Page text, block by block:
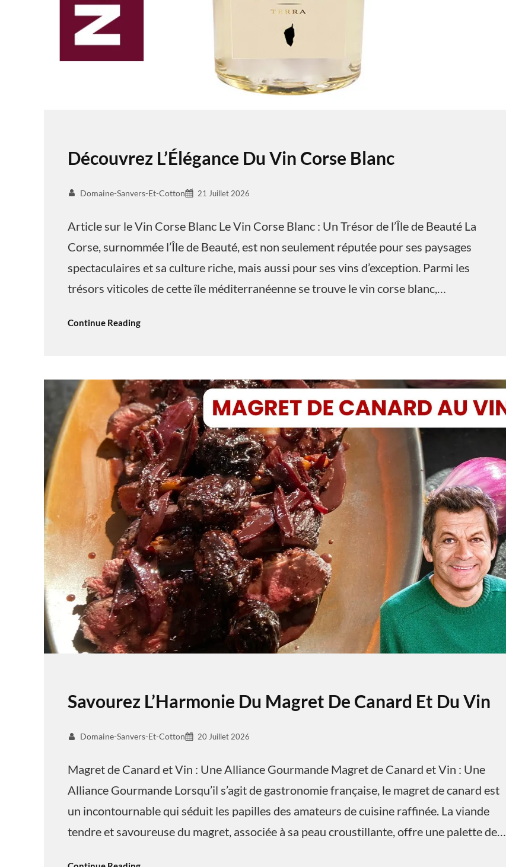
Découvrez L’Élégance Du Vin Corse Blanc
Domaine-Sanvers-Et-Cotton 21 Juillet 2026
Article sur le Vin Corse Blanc Le Vin Corse Blanc : Un Trésor de l’Île de Beauté La
Corse, surnommée l’Île de Beauté, est non seulement réputée pour ses paysages
spectaculaires et sa culture riche, mais aussi pour ses vins d’exception. Parmi les
trésors viticoles de cette île méditerranéenne se trouve le vin corse blanc,…
Continue Reading
Savourez L’Harmonie Du Magret De Canard Et Du Vin
Domaine-Sanvers-Et-Cotton 20 Juillet 2026
Magret de Canard et Vin : Une Alliance Gourmande Magret de Canard et Vin : Une
Alliance Gourmande Lorsqu’il s’agit de gastronomie française, le magret de canard est
un incontournable qui séduit les papilles des amateurs de cuisine raffinée. La viande
tendre et savoureuse du magret, associée à sa peau croustillante, offre une palette de…